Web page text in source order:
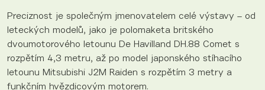
Preciznost je společným jmenovatelem celé výstavy – od
leteckých modelů, jako je polomaketa britského
dvoumotorového letounu De Havilland DH.88 Comet s
rozpětím 4,3 metru, až po model japonského stíhacího
letounu Mitsubishi J2M Raiden s rozpětím 3 metry a
funkčním hvězdicovým motorem.